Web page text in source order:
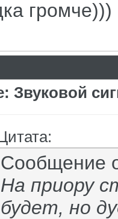
громче)))
Звуковой
Сообщение
На приору
будет, но